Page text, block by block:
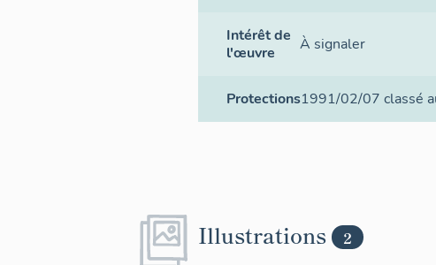
Intérêt de
l'œuvre
À signaler
Protections1991/02/07 classé
Illustrations 2